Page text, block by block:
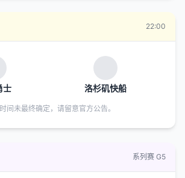
22:00
士 洛杉矶快船
间未最终确定，请留意官方公告。
系列赛 G5